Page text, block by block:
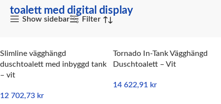
toalett med digital display
Show sidebar Filter
Slimline vägghängd
duschtoalett med inbyggd tank
– vit
12 702,73 kr
Tornado In-Tank Vägghängd
Duschtoalett – Vit
14 622,91 kr